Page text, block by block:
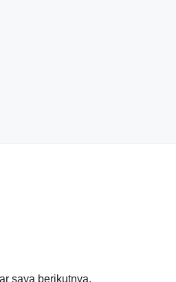
saya berikutnya.